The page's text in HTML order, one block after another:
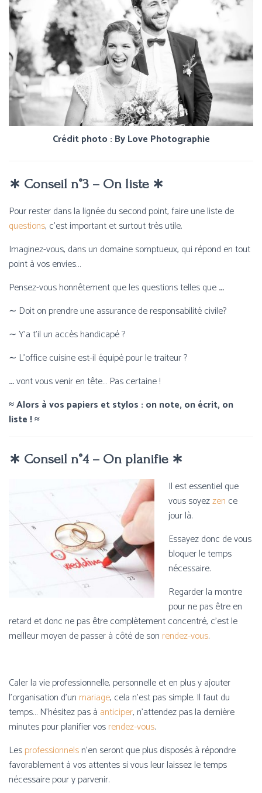
Crédit photo : By Love Photographie
∗ Conseil n°3 – On liste∗
Pour rester dans la lignée du second point, faire une liste de
questions, c’est important et surtout très utile.
Imaginez-vous, dans un domaine somptueux, qui répond en tout
point à vos envies…
Pensez-vous honnêtement que les questions telles que…
∼ Doit on prendre une assurance de responsabilité civile?
∼ Y’a t’il un accès handicapé ?
∼ L’office cuisine est-il équipé pour le traiteur ?
…vont vous venir en tête… Pas certaine !
≈ Alors à vos papiers et stylos : on note, on écrit, on
liste ! ≈
∗ Conseil n°4 – On planifie ∗
Il est essentiel que
vous soyezzen ce
jour là.
Essayez donc de vous
bloquer le temps
nécessaire.
Regarder la montre
pour ne pas être en
retard et donc ne pas être complètement concentré, c’est le
meilleur moyen de passer à côté de son rendez-vous.
Caler la vie professionnelle, personnelle et en plus y ajouter
l’organisation d’un mariage, cela n’est pas simple. Il faut du
temps… N’hésitez pas à anticiper, n’attendez pas la dernière
minutes pour planifier vosrendez-vous.
Lesprofessionnelsn’en seront que plus disposés à répondre
favorablement à vos attentes si vous leur laissez le temps
nécessaire pour y parvenir.